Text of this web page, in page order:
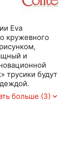
Eva
кружевного
и
трусики будут
больше (3)